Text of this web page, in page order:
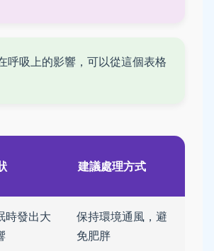
呼吸上的影響，可以從這個表格
建議處理方式
時發出大
保持環境通風，避
免肥胖